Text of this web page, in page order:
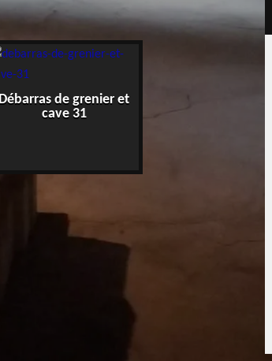
Débarras de grenier et
cave 31
Entreprise de